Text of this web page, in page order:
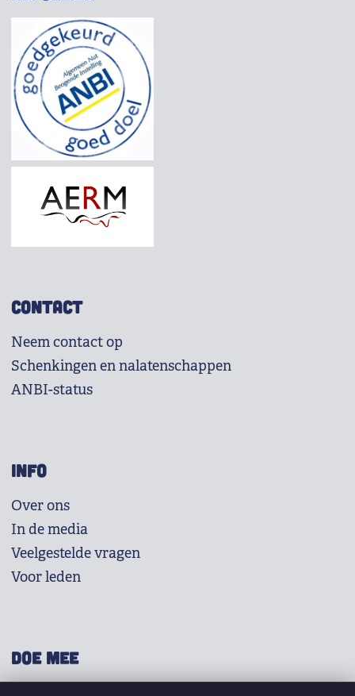
CONTACT
Neem contact op
Schenkingen en nalatenschappen
ANBI-status
INFO
Over ons
In de media
Veelgestelde vragen
Voor leden
DOE MEE